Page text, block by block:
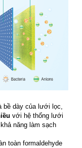
bề dày của lưới lọc,
với hệ thống lưới
năng làm sạch
toàn formaldehyde